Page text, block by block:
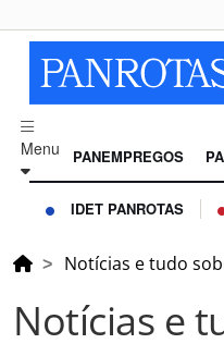
Menu PANEMPREGOS
IDET PANROTAS
Notícias e tudo
Notícias e